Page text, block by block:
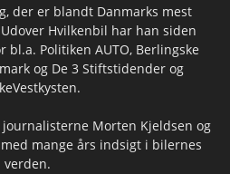
der er blandt Danmarks mest
Hvilkenbil har han siden
bl.a. Politiken AUTO, Berlingske
og De 3 Stiftstidender og
Morten Kjeldsen og
mange års indsigt i bilernes
verden.